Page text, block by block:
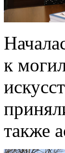
к
также